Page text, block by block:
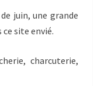
juin, une grande
site envié.
charcuterie,